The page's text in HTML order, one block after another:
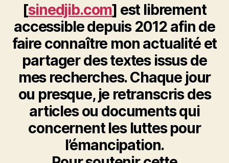
[sinedjib.com] est librement
accessible depuis 2012 afin de
faire connaître mon actualité et
partager des textes issus de
mes recherches. Chaque jour
ou presque, je retranscris des
articles ou documents qui
concernent les luttes pour
l’émancipation.